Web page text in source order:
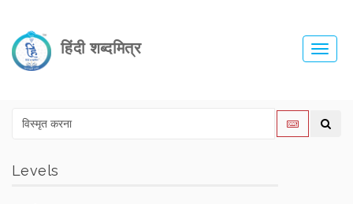
हिंदी शब्दमित्र
Levels